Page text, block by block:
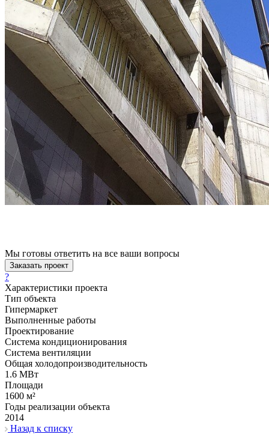
Мы готовы ответить на все ваши вопросы
Заказать проект
?
Характеристики проекта
Тип объекта
Гипермаркет
Выполненные работы
Проектирование
Система кондиционирования
Система вентиляции
Общая холодопроизводительность
1.6 МВт
Площади
1600 м²
Годы реализации объекта
2014
Назад к списку